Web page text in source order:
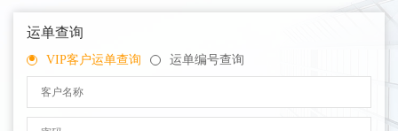
运单查询
VIP客户运单查询 运单编号查询